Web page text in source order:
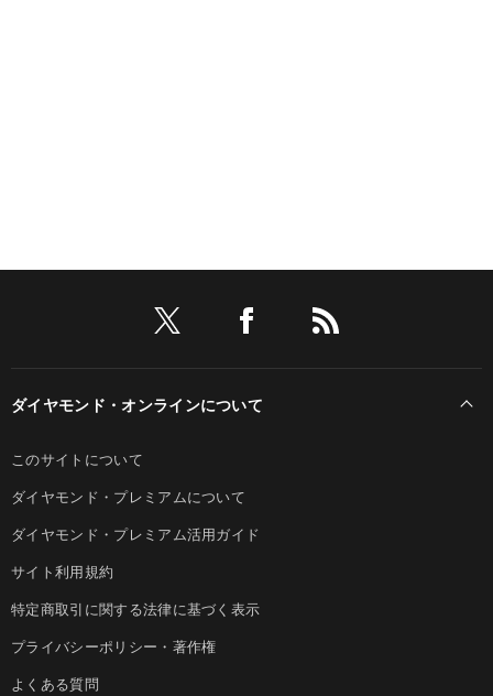
ダイヤモンド・オンラインについて
このサイトについて
ダイヤモンド・プレミアムについて
ダイヤモンド・プレミアム活用ガイド
サイト利用規約
特定商取引に関する法律に基づく表示
プライバシーポリシー・著作権
よくある質問